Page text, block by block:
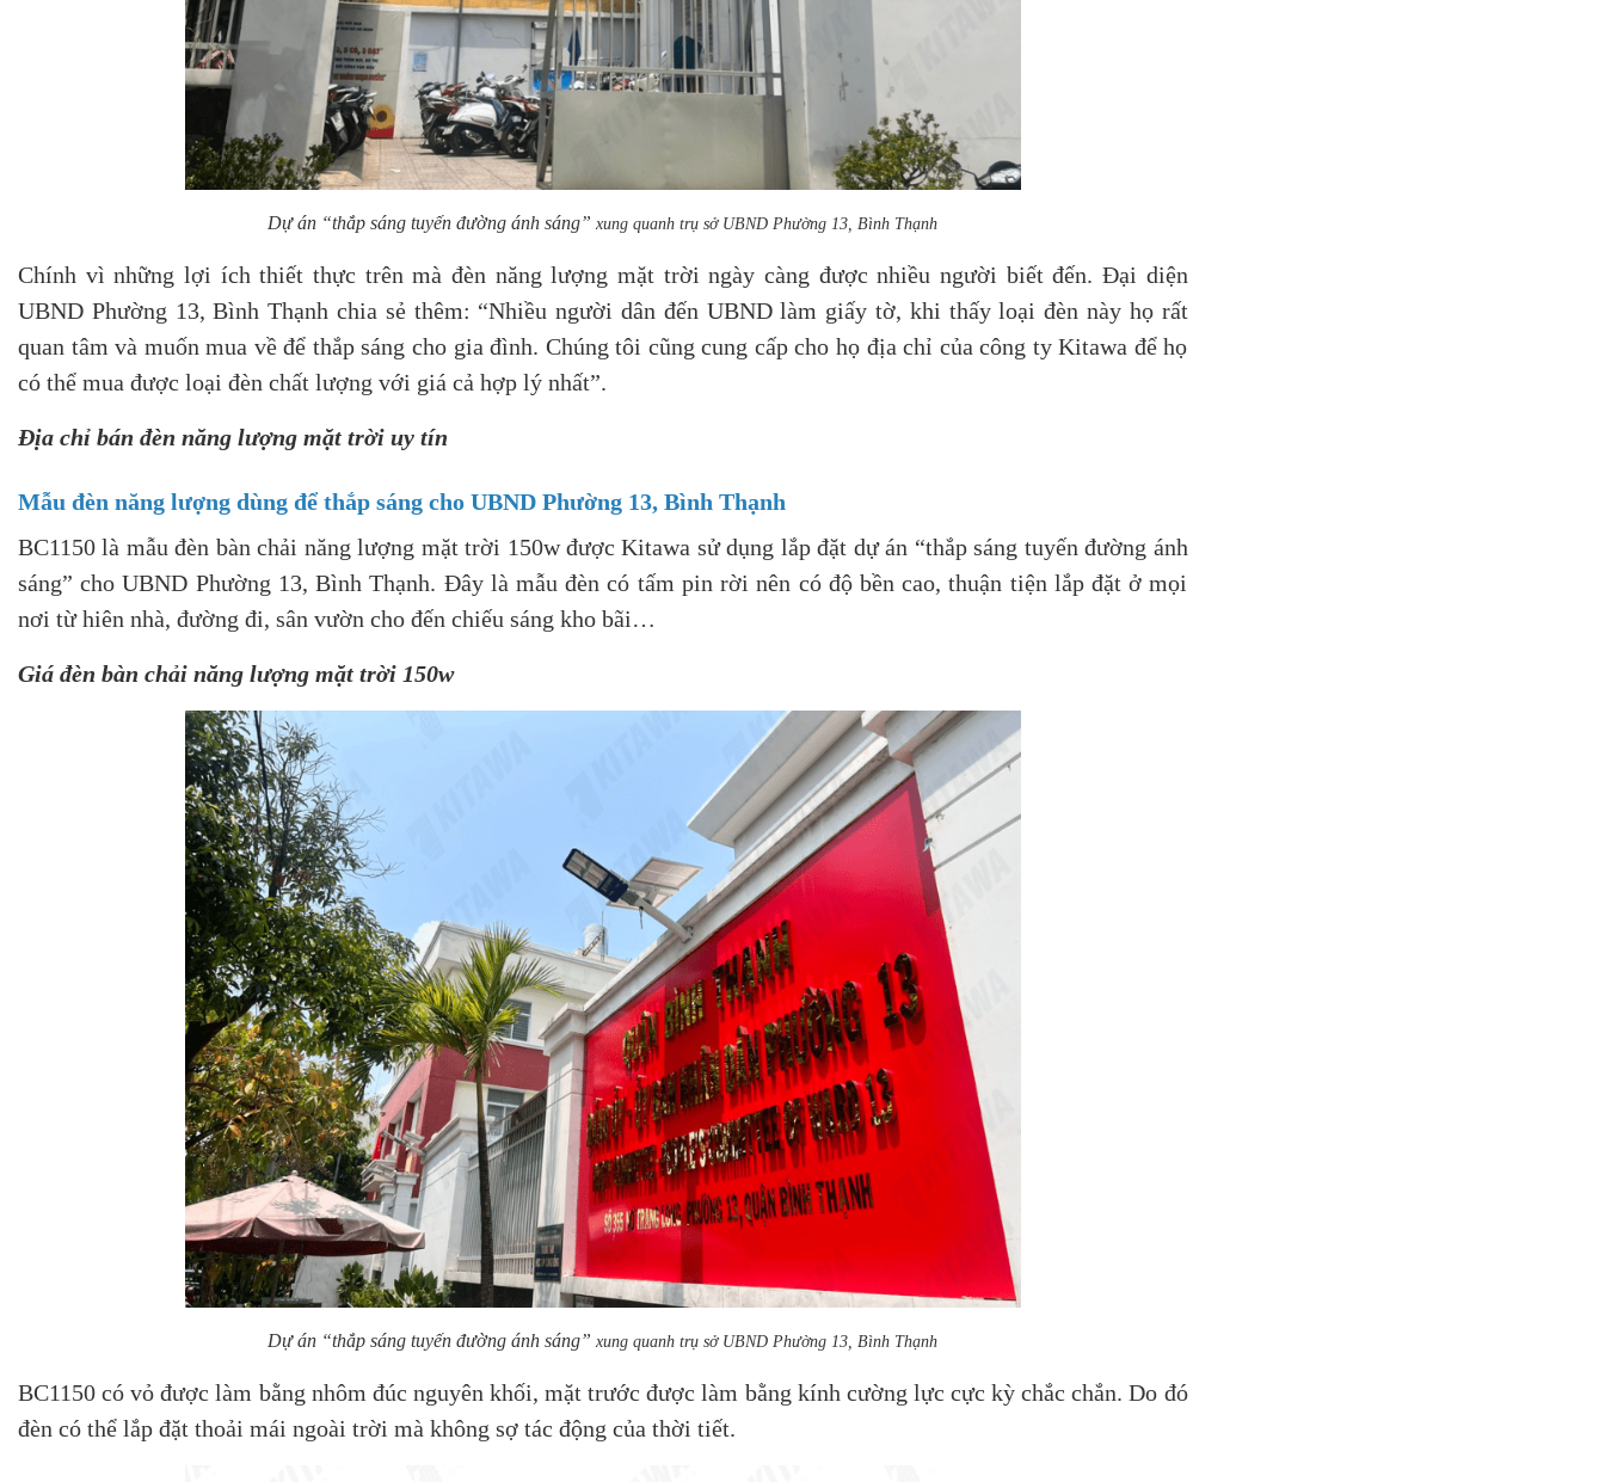
Dự án “thắp sáng tuyến đường ánh sáng” xung quanh trụ sở UBND Phường 13, Bình Thạnh
Chính vì những lợi ích thiết thực trên mà đèn năng lượng mặt trời ngày càng được nhiều người biết đến. Đại diện
UBND Phường 13, Bình Thạnh chia sẻ thêm: “Nhiều người dân đến UBND làm giấy tờ, khi thấy loại đèn này họ rất
quan tâm và muốn mua về để thắp sáng cho gia đình. Chúng tôi cũng cung cấp cho họ địa chỉ của công ty Kitawa để họ
có thể mua được loại đèn chất lượng với giá cả hợp lý nhất”.
Địa chỉ bán đèn năng lượng mặt trời uy tín
Mẫu đèn năng lượng dùng để thắp sáng cho UBND Phường 13, Bình Thạnh
BC1150 là mẫu đèn bàn chải năng lượng mặt trời 150w được Kitawa sử dụng lắp đặt dự án “thắp sáng tuyến đường ánh
sáng” cho UBND Phường 13, Bình Thạnh. Đây là mẫu đèn có tấm pin rời nên có độ bền cao, thuận tiện lắp đặt ở mọi
nơi từ hiên nhà, đường đi, sân vườn cho đến chiếu sáng kho bãi…
Giá đèn bàn chải năng lượng mặt trời 150w
Dự án “thắp sáng tuyến đường ánh sáng” xung quanh trụ sở UBND Phường 13, Bình Thạnh
BC1150 có vỏ được làm bằng nhôm đúc nguyên khối, mặt trước được làm bằng kính cường lực cực kỳ chắc chắn. Do đó
đèn có thể lắp đặt thoải mái ngoài trời mà không sợ tác động của thời tiết.